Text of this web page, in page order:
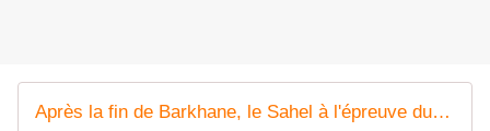
Après la fin de Barkhane, le Sahel à l'épreuve du conflit en Ukraine